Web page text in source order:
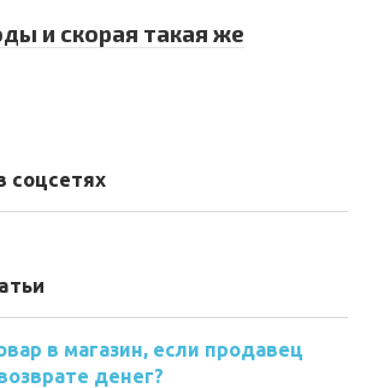
и скорая такая же
соцсетях
в магазин, если продавец
денег?